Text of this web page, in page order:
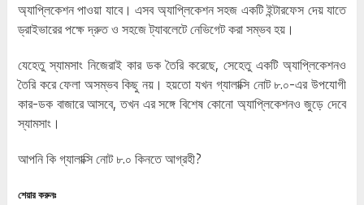
অ্যাপ্লিকেশন পাওয়া যাবে। এসব অ্যাপ্লিকেশন সহজ একটি ইন্টারফেস দেয় যাতে
ড্রাইভারের পক্ষে দ্রুত ও সহজে ট্যাবলেটে নেভিগেট করা সম্ভব হয়।
যেহেতু স্যামসাং নিজেরাই কার ডক তৈরি করেছে, সেহেতু একটি অ্যাপ্লিকেশনও
তৈরি করে ফেলা অসম্ভব কিছু নয়। হয়তো যখন গ্যালাক্সি নোট ৮.০-এর উপযোগী
কার-ডক বাজারে আসবে, তখন এর সঙ্গে বিশেষ কোনো অ্যাপ্লিকেশনও জুড়ে দেবে
স্যামসাং।
আপনি কি গ্যালাক্সি নোট ৮.০ কিনতে আগ্রহী?
শেয়ার করুনঃ